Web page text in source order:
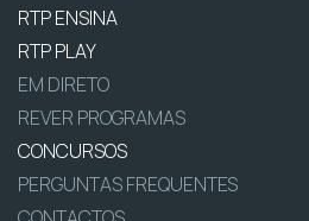
RTP ENSINA
RTP PLAY
EM DIRETO
REVER PROGRAMAS
CONCURSOS
PERGUNTAS FREQUENTES